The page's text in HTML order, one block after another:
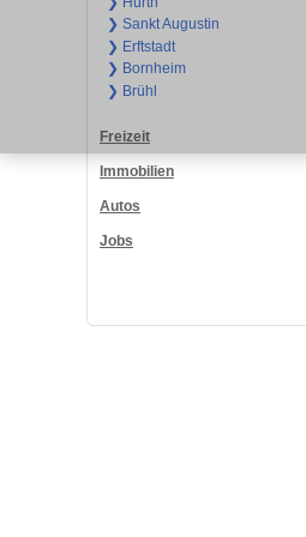
❯ Sankt Augustin
❯ Erftstadt
❯ Bornheim
❯ Brühl
Freizeit
Immobilien
Autos
Jobs